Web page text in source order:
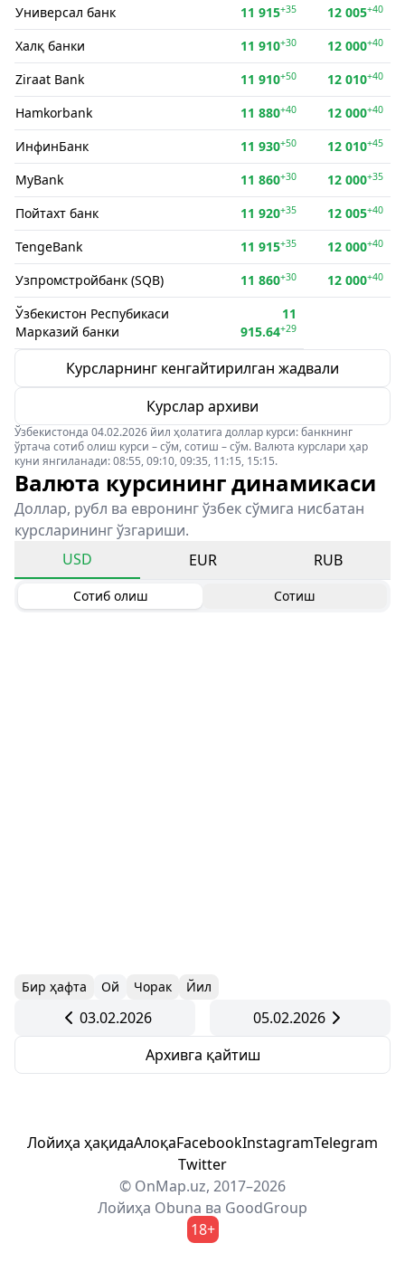
Универсал банк
11 915+35 12 005+40
Халқ банки 11 910+30 12 000+40
Ziraat Bank 11 910+50 12 010+40
Hamkorbank 11 880+40 12 000+40
ИнфинБанк 11 930+50 12 010+45
MyBank 11 860+30 12 000+35
Пойтахт банк 11 920+35 12 005+40
TengeBank 11 915+35 12 000+40
Узпромстройбанк (SQB) 11 860+30 12 000+40
Ўзбекистон Респубикаси
Марказий банки
11
915.64+29
Курсларнинг кенгайтирилган жадвали
Курслар архиви
Ўзбекистонда 04.02.2026 йил ҳолатига доллар курси: банкнинг
ўртача сотиб олиш курси – сўм, сотиш – сўм. Валюта курслари ҳар
куни янгиланади: 08:55, 09:10, 09:35, 11:15, 15:15.
Валюта курсининг динамикаси
Доллар, рубл ва евронинг ўзбек сўмига нисбатан
курсларининг ўзгариши.
USD
EUR RUB
Сотиб олиш Сотиш
Бир ҳафта Ой Чорак Йил
03.02.2026
05.02.2026
Архивга қайтиш
Лойиҳа ҳақидаАлоқаFacebookInstagramTelegram
Twitter
© OnMap.uz, 2017–2026
Лойиҳа Obuna ва GoodGroup
18+